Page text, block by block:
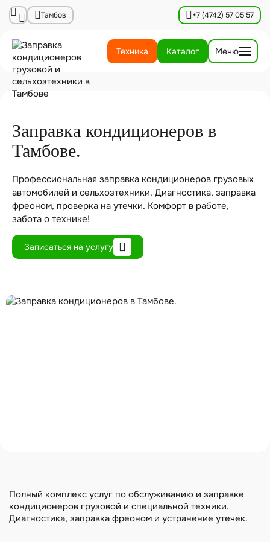
Тамбов +7 (4742) 57 05 57
Техника Каталог Меню
Заправка кондиционеров в
Тамбове.
Профессиональная заправка кондиционеров грузовых
автомобилей и сельхозтехники. Диагностика, заправка
фреоном, проверка на утечки. Комфорт в работе,
забота о технике!
Записаться на услугу
Полный комплекс услуг по обслуживанию и заправке
кондиционеров грузовой и специальной техники.
Диагностика, заправка фреоном и устранение утечек.